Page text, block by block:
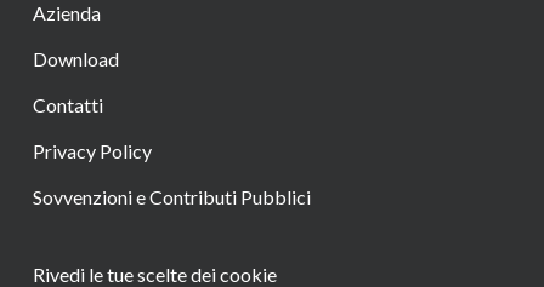
Azienda
Download
Contatti
Privacy Policy
Sovvenzioni e Contributi Pubblici
Rivedi le tue scelte dei cookie